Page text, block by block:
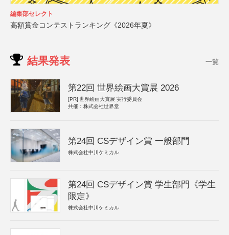
編集部セレクト
高額賞金コンテストランキング《2026年夏》
結果発表 一覧
第22回 世界絵画大賞展 2026
[PR] 世界絵画大賞展 実行委員会
共催：株式会社世界堂
第24回 CSデザイン賞 一般部門
株式会社中川ケミカル
第24回 CSデザイン賞 学生部門《学生
限定》
株式会社中川ケミカル